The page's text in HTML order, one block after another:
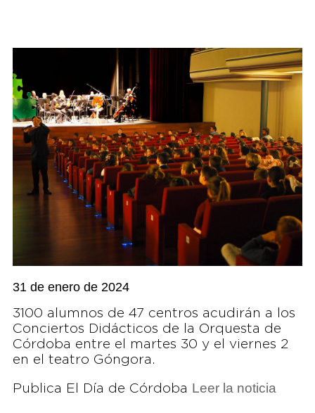
31 de enero de 2024
3100 alumnos de 47 centros acudirán a los
Conciertos Didácticos de la Orquesta de
Córdoba entre el martes 30 y el viernes 2
en el teatro Góngora.
Publica El Día de Córdoba Leer la noticia